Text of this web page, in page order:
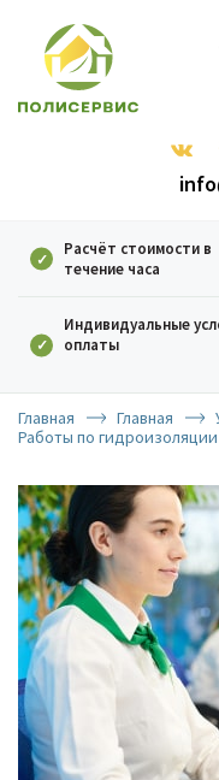
Расчёт стоимости в
течение часа
Индивидуальные
оплаты
Главная Главная
Работы по